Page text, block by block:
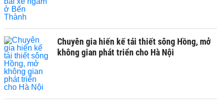
Chuyên gia hiến kế tái thiết sông Hồng, mở
không gian phát triển cho Hà Nội